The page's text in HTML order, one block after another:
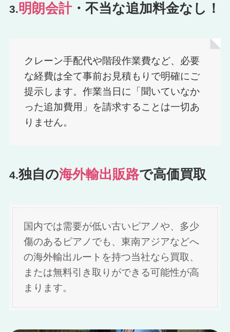
3.明朗会計・不当な追加料金なし！
クレーン手配代や階段作業費など、必要
な経費は全て事前お見積もりで明確にご
提示します。作業当日に「聞いていなか
った追加費用」を請求することは一切あ
りません。
4.独自の海外輸出販路で高価買取
国内では需要が低い古いピアノや、多少
傷のあるピアノでも、東南アジアなどへ
の海外輸出ルートを持つ当社なら買取、
または無料引き取りができる可能性が高
まります。